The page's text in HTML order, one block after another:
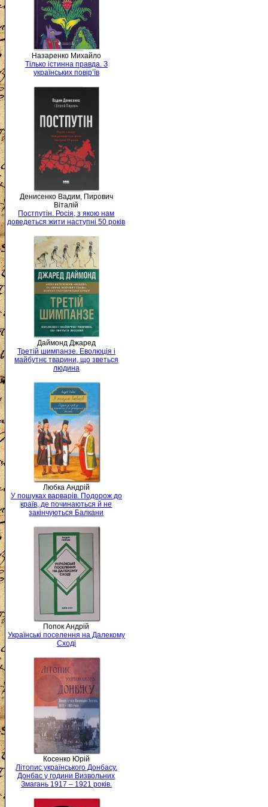
Назаренко Михайло
Тілько істинна правда. З
українських повір’їв
Денисенко Вадим, Пирович
Віталій
Постпутін. Росія, з якою нам
доведеться жити наступні 50 років
Даймонд Джаред
Третій шимпанзе. Еволюція і
майбутнє тварини, що зветься
людина
Любка Андрій
У пошуках варварів. Подорож до
країв, де починаються й не
закінчуються Балкани
Попок Андрій
Українські поселення на Далекому
Сході
Косенко Юрій
Літопис українського Донбасу.
Донбас у години Визвольних
Змагань 1917 – 1921 років.